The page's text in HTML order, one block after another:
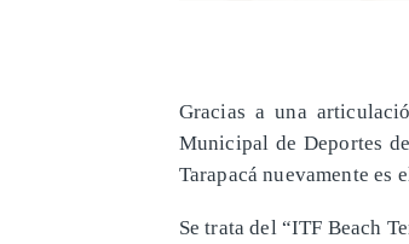
​Gracias a una
Municipal de Deportes
Tarapacá nuevamente es
Se trata del “ITF Beach